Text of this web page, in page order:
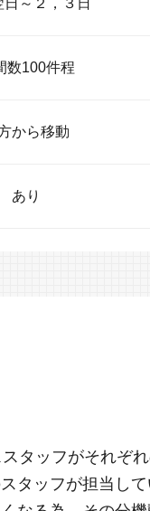
数100件程
から移動
あり
タッフがそれぞ
タッフが担当して